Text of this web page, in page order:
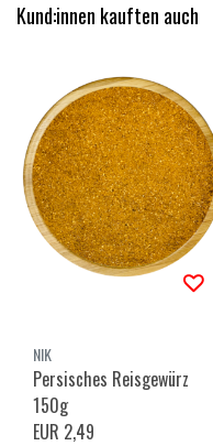
Kund:innen kauften auch
NIK
Persisches Reisgewürz
150g
EUR 2,49